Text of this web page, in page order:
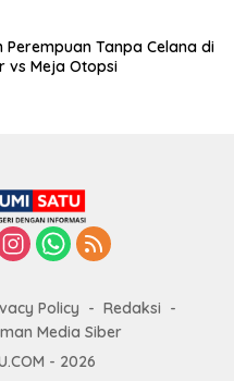
Tanpa Celana di
vs Meja Otopsi
Policy
Redaksi
Media Siber
- 2026